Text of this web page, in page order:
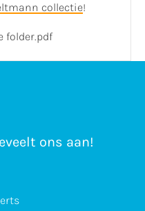
collectie!
folder.pdf
ons aan!